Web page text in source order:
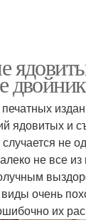
ядовитых и
не
не все из
очень
их